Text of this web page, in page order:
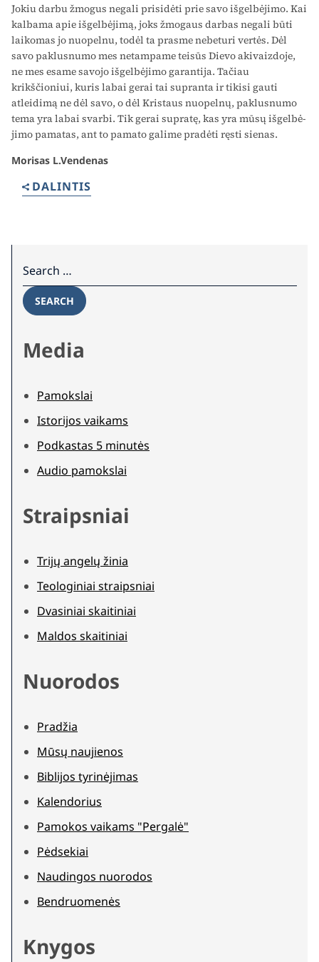
Jokiu darbu žmogus negali prisidėti prie savo išgelbėjimo. Kai
kalbama apie išgelbėjimą, joks žmogaus darbas negali būti
laikomas jo nuopelnu, todėl ta prasme nebeturi vertės. Dėl
savo paklusnumo mes netampame teisūs Dievo akivaizdoje,
ne mes esame savojo iš­gelbėjimo garantija. Tačiau
krikščioniui, kuris labai gerai tai supranta ir tikisi gauti
atleidimą ne dėl savo, o dėl Kristaus nuopelnų, paklus­numo
tema yra labai svarbi. Tik gerai supratę, kas yra mūsų išgelbė­
jimo pamatas, ant to pamato galime pradėti ręsti sienas.
Morisas L.Vendenas
DALINTIS
Search for:
SEARCH
Media
Pamokslai
Istorijos vaikams
Podkastas 5 minutės
Audio pamokslai
Straipsniai
Trijų angelų žinia
Teologiniai straipsniai
Dvasiniai skaitiniai
Maldos skaitiniai
Nuorodos
Pradžia
Mūsų naujienos
Biblijos tyrinėjimas
Kalendorius
Pamokos vaikams "Pergalė"
Pėdsekiai
Naudingos nuorodos
Bendruomenės
Knygos